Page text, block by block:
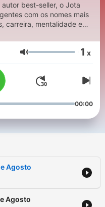
best-seller, o Jota
com os nomes mais
carreira, mentalidade e
sai o quadro O Trabalho
para mudar de
Volumen 1 x
00:00
Agosto
Agosto